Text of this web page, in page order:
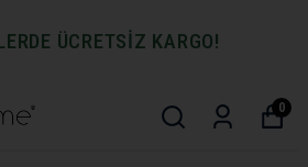
ÜCRETSİZ KARGO!
0